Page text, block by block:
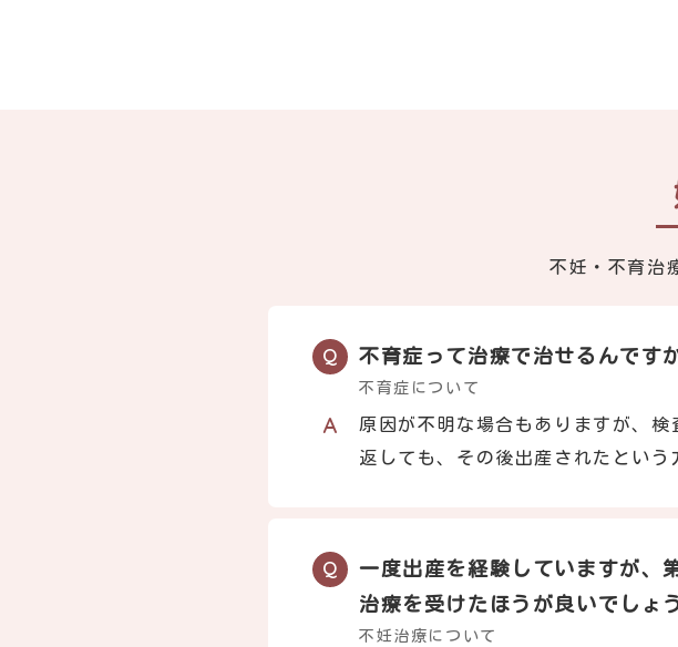
不妊・不育治
不育症って治療で治せるんです
不育症について
原因が不明な場合もありますが、
返しても、その後出産されたという
一度出産を経験していますが、
治療を受けたほうが良いでしょ
不妊治療について